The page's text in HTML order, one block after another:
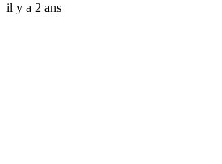
il y a 2 ans